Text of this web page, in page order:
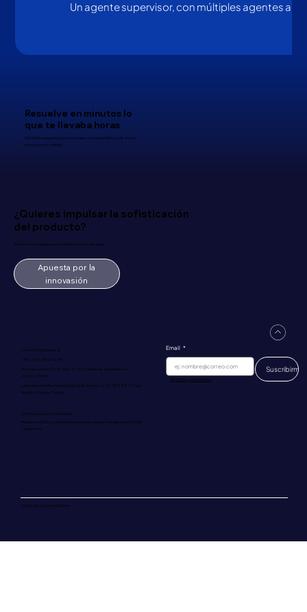
Un agente supervisor, con múltiples agentes a
Resuelve en minutos lo
que te llevaba horas
Optimiza aquellos procesos que son repetitivos, de forma
precisa y con calidad.
¿Quieres impulsar la sofisticación
del producto?
Invierte en tecnología que convierte retos en soluciones.
Apuesta por la
innovasión
contacto@merkur.ia
+52 221 280 7234
Av. Nuevo León 254, Piso 4, Col. Condesa, Cuauhtémoc,
06100, CDMX
Lateral Norte Recta a Cholula 605, Interior 5-15, CP 72810, San
Andrés Cholula, Puebla
Únete a nuestra comunidad
Recibe noticias y contenido relevante sobre Inteligencia artificial
y negocios.
Email *
Suscribirme
Términos y condiciones
a Musu Ecosystem Partner